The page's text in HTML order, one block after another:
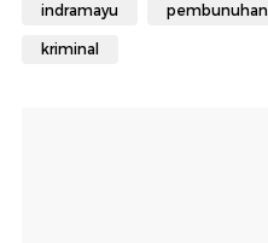
indramayu pembunuhan
kriminal